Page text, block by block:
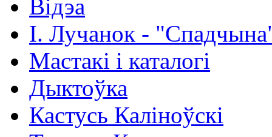
Відэа
І. Лучанок -
Мастакі i каталогi
Дыктоўка
Кастусь Каліноўскі